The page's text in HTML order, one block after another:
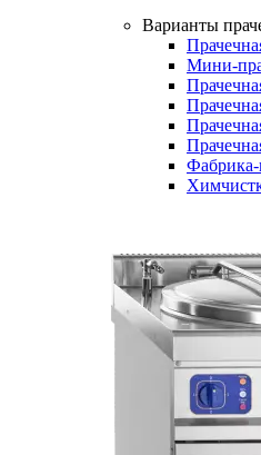
Варианты
Мини-
Фабрика-